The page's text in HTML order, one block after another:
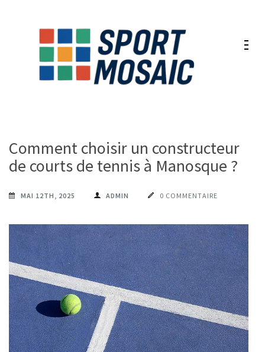
Comment choisir un constructeur
de courts de tennis à Manosque ?
MAI 12TH, 2025 ADMIN 0 COMMENTAIRE